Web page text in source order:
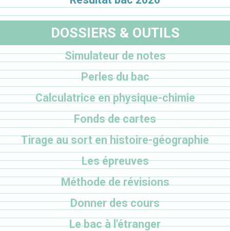
DOSSIERS & OUTILS
Simulateur de notes
Perles du bac
Calculatrice en physique-chimie
Fonds de cartes
Tirage au sort en histoire-géographie
Les épreuves
Méthode de révisions
Donner des cours
Le bac à l'étranger